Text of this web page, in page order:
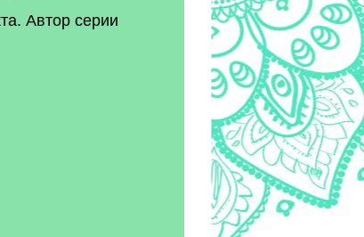
Автор серии